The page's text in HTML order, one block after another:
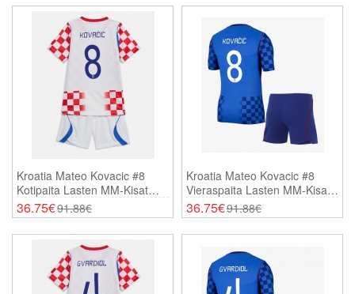
Kroatia Mateo Kovacic #8
Kotipaita Lasten MM-Kisat
2026 Lyhythihainen (+
Shortsit)
36.75€91.88€
Kroatia Mateo Kovacic #8
Vieraspaita Lasten MM-Kisat
2026 Lyhythihainen (+
Shortsit)
36.75€91.88€